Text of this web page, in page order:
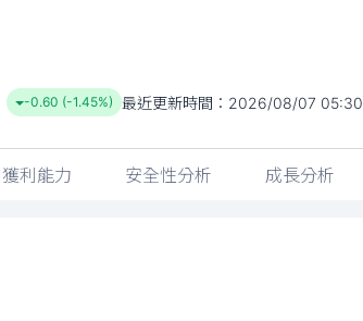
-0.60 (-1.45%) 最近更新時間： 2026/08/07 05:30
獲利能力 安全性分析 成長分析